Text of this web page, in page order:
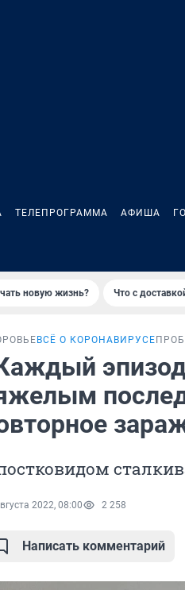
ТЕЛЕПРОГРАММА АФИША
новую жизнь? Что с
ВСЁ О КОРОНАВИРУСЕ
2022, 08:00 2 258
Написать комментарий